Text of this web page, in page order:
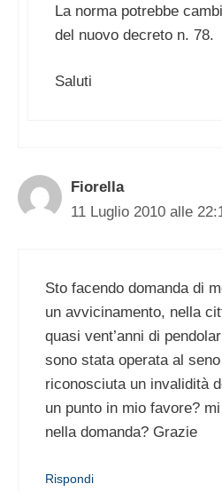
La norma potrebbe
del nuovo decreto n. 78.
Saluti
Fiorella
11 Luglio 2010 alle
Sto facendo domanda di
un avvicinamento, nella
quasi vent’anni di
sono stata operata al
riconosciuta un invalidità
un punto in mio favore?
nella domanda? Grazie
Rispondi